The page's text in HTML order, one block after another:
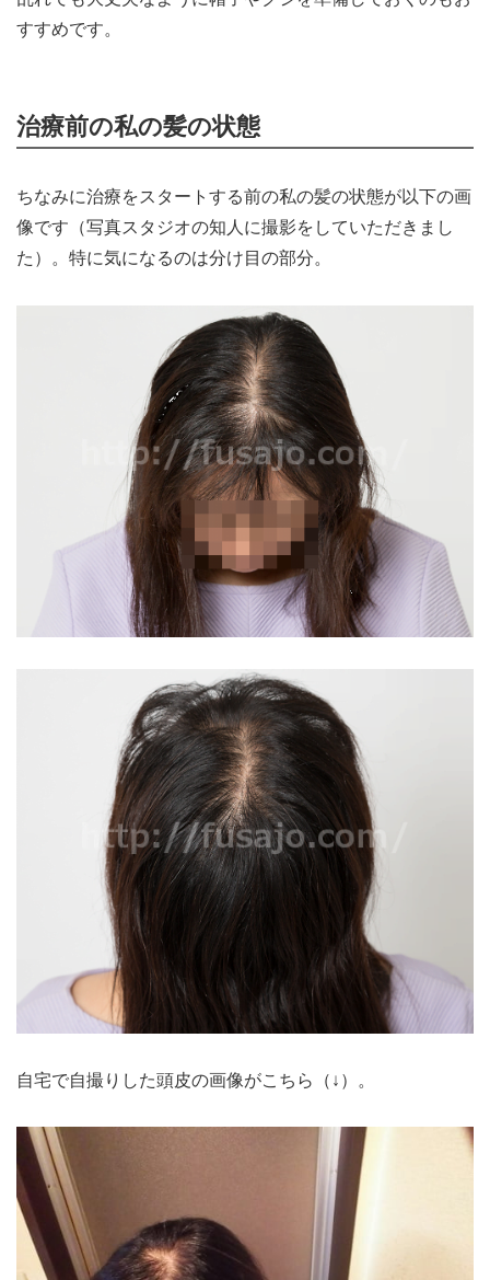
すすめです。
治療前の私の髪の状態
ちなみに治療をスタートする前の私の髪の状態が以下の画
像です（写真スタジオの知人に撮影をしていただきまし
た）。特に気になるのは分け目の部分。
自宅で自撮りした頭皮の画像がこちら（↓）。